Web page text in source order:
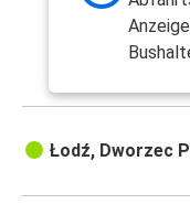
Łodź, Dworzec